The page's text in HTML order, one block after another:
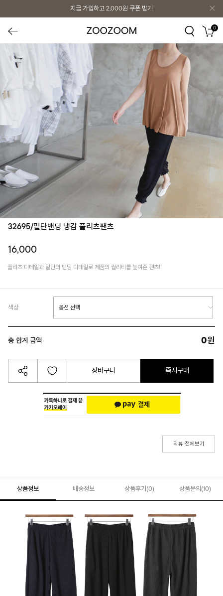
지금 가입하고 2,000원 쿠폰 받기
0
32695/밑단밴딩 냉감 플리츠팬츠
16,000
플리츠 디테일과 밑단의 밴딩 디테일로 제품의 퀄리티를 높여준 팬츠!!
색상
총 합계 금액 0원
장바구니 즉시구매
리뷰 전체보기
상품정보 배송정보 상품후기(0) 상품문의 (10)